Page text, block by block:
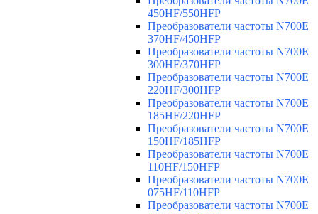
450HF/550HFP
Преобразователи частоты N700E
370HF/450HFP
Преобразователи частоты N700E
300HF/370HFP
Преобразователи частоты N700E
220HF/300HFP
Преобразователи частоты N700E
185HF/220HFP
Преобразователи частоты N700E
150HF/185HFP
Преобразователи частоты N700E
110HF/150HFP
Преобразователи частоты N700E
075HF/110HFP
Преобразователи частоты N700E